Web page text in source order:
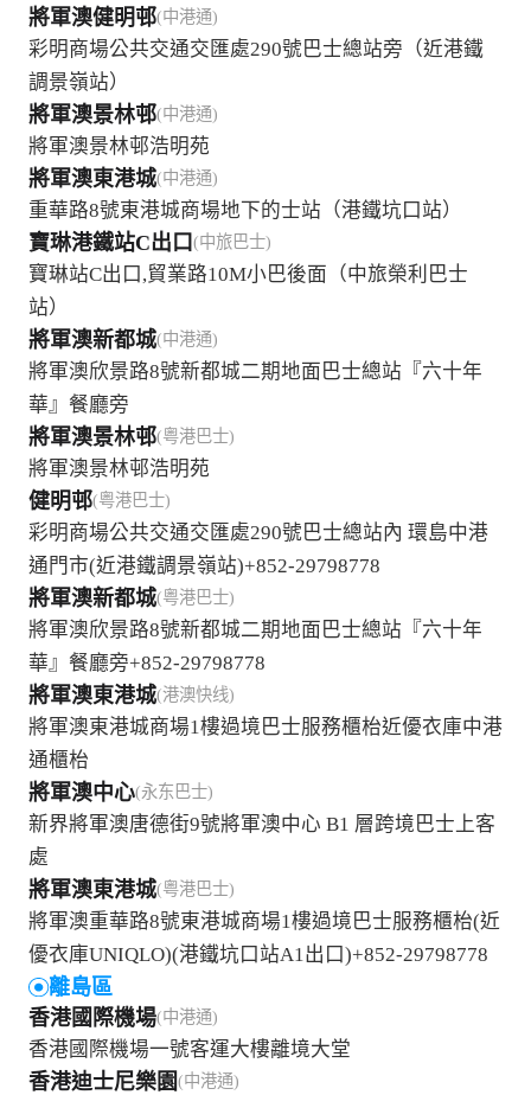
將軍澳健明邨(中港通)
彩明商場公共交通交匯處290號巴士總站旁（近港鐵
調景嶺站）
將軍澳景林邨(中港通)
將軍澳景林邨浩明苑
將軍澳東港城(中港通)
重華路8號東港城商場地下的士站（港鐵坑口站）
寶琳港鐵站C出口(中旅巴士)
寶琳站C出口,貿業路10M小巴後面（中旅榮利巴士
站）
將軍澳新都城(中港通)
將軍澳欣景路8號新都城二期地面巴士總站『六十年
華』餐廳旁
將軍澳景林邨(粤港巴士)
將軍澳景林邨浩明苑
健明邨(粤港巴士)
彩明商場公共交通交匯處290號巴士總站內 環島中港
通門市(近港鐵調景嶺站)+852-29798778
將軍澳新都城(粤港巴士)
將軍澳欣景路8號新都城二期地面巴士總站『六十年
華』餐廳旁+852-29798778
將軍澳東港城(港澳快线)
將軍澳東港城商場1樓過境巴士服務櫃枱近優衣庫中港
通櫃枱
將軍澳中心(永东巴士)
新界將軍澳唐德街9號將軍澳中心 B1 層跨境巴士上客
處
將軍澳東港城(粤港巴士)
將軍澳重華路8號東港城商場1樓過境巴士服務櫃枱(近
優衣庫UNIQLO)(港鐵坑口站A1出口)+852-29798778
離島區
香港國際機場(中港通)
香港國際機場一號客運大樓離境大堂
香港迪士尼樂園(中港通)